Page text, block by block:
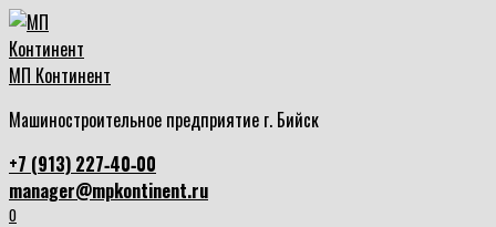
Перейти
к
содержанию
МП Континент
Машиностроительное предприятие г. Бийск
+7 (913) 227‑40‑00
manager@mpkontinent.ru
0